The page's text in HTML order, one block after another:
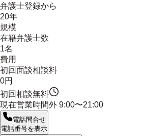
弁護士登録から
20年
規模
在籍弁護士数
1名
費用
初回面談相談料
0円
初回相談無料
現在営業時間外 9:00〜21:00
電話問合せ
電話番号を表示